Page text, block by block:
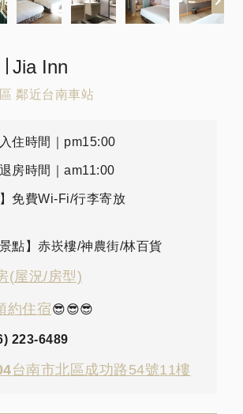
Jia Inn
鄰近台南車站
住時間｜pm15:00
房時間｜am11:00
】免費Wi-Fi/行李寄放
點】赤崁樓/神農街/林百貨
(屋況/房型)
約住宿😎😎😎
223-6489
台南市北區成功路54號11樓